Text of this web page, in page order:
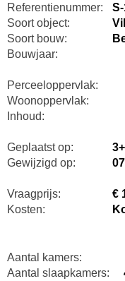
Referentienummer:
Soort object:
Soort bouw:
Bouwjaar:
Perceeloppervlak:
Woonoppervlak:
Inhoud:
Geplaatst op:
Gewijzigd op:
Vraagprijs:
€
Kosten:
Aantal kamers:
Aantal slaapkamers: